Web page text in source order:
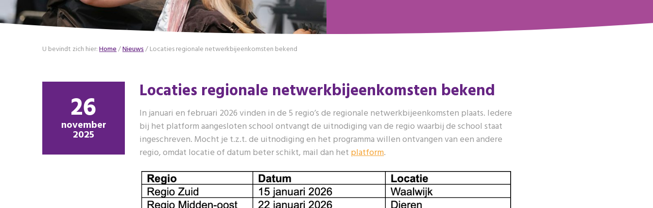
U bevindt zich hier:Home/Nieuws/Locaties regionale netwerkbijeenkomsten bekend
26
november
2025
Locaties regionale netwerkbijeenkomsten bekend
In januari en februari 2026 vinden in de 5 regio’s de regionale netwerkbijeenkomsten plaats. Iedere
bij het platform aangesloten school ontvangt de uitnodiging van de regio waarbij de school staat
ingeschreven. Mocht je t.z.t. de uitnodiging en het programma willen ontvangen van een andere
regio, omdat locatie of datum beter schikt, mail dan het platform.